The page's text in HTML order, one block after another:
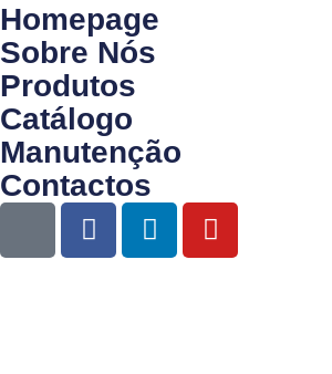
Homepage
Sobre Nós
Produtos
Catálogo
Manutenção
Contactos